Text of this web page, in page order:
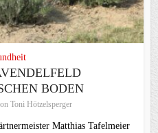
BODEN
Toni Hötzelsperger
Matthias Tafelmeier